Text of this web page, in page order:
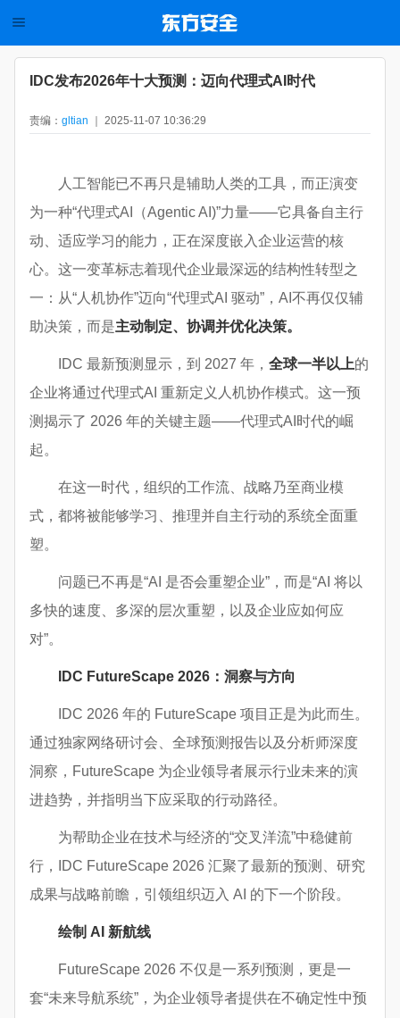
IDC发布2026年十大预测：迈向代理式AI时代
责编： gltian ｜ 2025-11-07 10:36:29
人工智能已不再只是辅助人类的工具，而正演变
为一种“代理式AI（Agentic AI)”力量——它具备自主行
动、适应学习的能力，正在深度嵌入企业运营的核
心。这一变革标志着现代企业最深远的结构性转型之
一：从“人机协作”迈向“代理式AI 驱动”，AI不再仅仅辅
助决策，而是主动制定、协调并优化决策。
IDC 最新预测显示，到 2027 年， 全球一半以上的
企业将通过代理式AI 重新定义人机协作模式。这一预
测揭示了 2026 年的关键主题——代理式AI时代的崛
起。
在这一时代，组织的工作流、战略乃至商业模
式，都将被能够学习、推理并自主行动的系统全面重
塑。
问题已不再是“AI 是否会重塑企业”，而是“AI 将以
多快的速度、多深的层次重塑，以及企业应如何应
对”。
IDC FutureScape 2026：洞察与方向
IDC 2026 年的 FutureScape 项目正是为此而生。
通过独家网络研讨会、全球预测报告以及分析师深度
洞察，FutureScape 为企业领导者展示行业未来的演
进趋势，并指明当下应采取的行动路径。
为帮助企业在技术与经济的“交叉洋流”中稳健前
行，IDC FutureScape 2026 汇聚了最新的预测、研究
成果与战略前瞻，引领组织迈入 AI 的下一个阶段。
绘制 AI 新航线
FutureScape 2026 不仅是一系列预测，更是一
套“未来导航系统”，为企业领导者提供在不确定性中预